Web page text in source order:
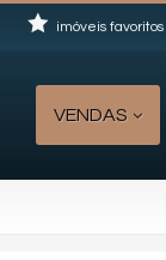
imóveis favoritos
VENDAS